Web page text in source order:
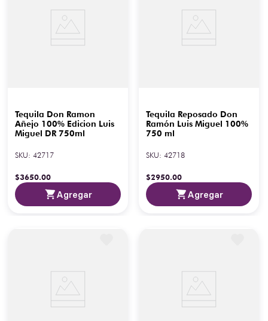
Tequila Don Ramon
Añejo 100% Edicion Luis
Miguel DR 750ml
SKU: 42717
$3650.00
Agregar
Tequila Reposado Don
Ramón Luis Miguel 100%
750 ml
SKU: 42718
$2950.00
Agregar